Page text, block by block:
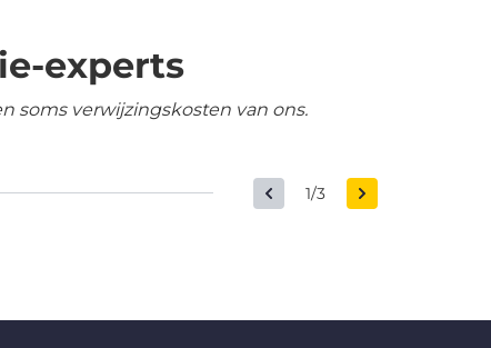
experts
soms verwijzingskosten van ons.
1/3